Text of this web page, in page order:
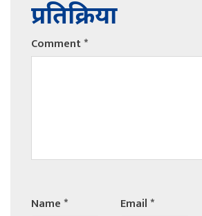
प्रतिक्रिया
Comment*
Name* Email*